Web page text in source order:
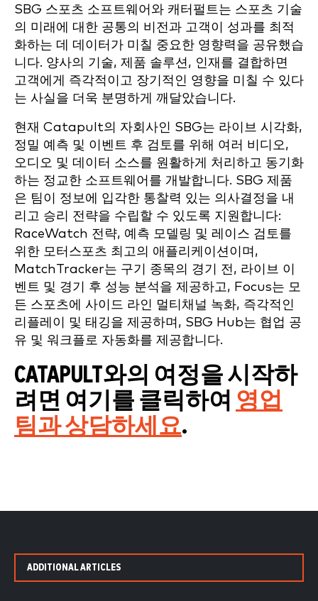
SBG 스포츠 소프트웨어와 캐터펄트는 스포츠 기술
의 미래에 대한 공통의 비전과 고객이 성과를 최적
화하는 데 데이터가 미칠 중요한 영향력을 공유했습
니다. 양사의 기술, 제품 솔루션, 인재를 결합하면
고객에게 즉각적이고 장기적인 영향을 미칠 수 있다
는 사실을 더욱 분명하게 깨달았습니다.
현재 Catapult의 자회사인 SBG는 라이브 시각화,
정밀 예측 및 이벤트 후 검토를 위해 여러 비디오,
오디오 및 데이터 소스를 원활하게 처리하고 동기화
하는 정교한 소프트웨어를 개발합니다. SBG 제품
은 팀이 정보에 입각한 통찰력 있는 의사결정을 내
리고 승리 전략을 수립할 수 있도록 지원합니다:
RaceWatch 전략, 예측 모델링 및 레이스 검토를
위한 모터스포츠 최고의 애플리케이션이며,
MatchTracker는 구기 종목의 경기 전, 라이브 이
벤트 및 경기 후 성능 분석을 제공하고, Focus는 모
든 스포츠에 사이드 라인 멀티채널 녹화, 즉각적인
리플레이 및 태깅을 제공하며, SBG Hub는 협업 공
유 및 워크플로 자동화를 제공합니다.
CATAPULT와의 여정을 시작하
려면 여기를 클릭하여 영업
팀과 상담하세요.
ADDITIONAL ARTICLES